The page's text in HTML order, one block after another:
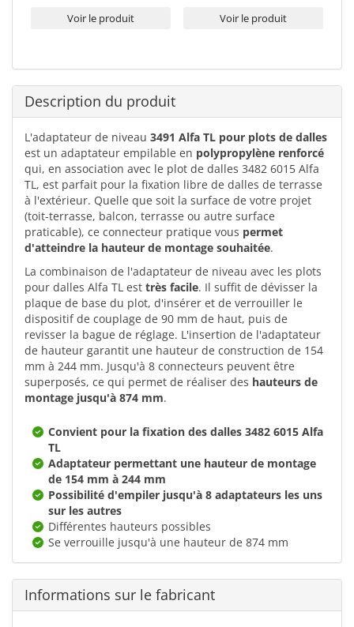
Voir le produit Voir le produit
Description du produit
L'adaptateur de niveau 3491 Alfa TL pour plots de dalles
est un adaptateur empilable en polypropylène renforcé
qui, en association avec le plot de dalles 3482 6015 Alfa
TL, est parfait pour la fixation libre de dalles de terrasse
à l'extérieur. Quelle que soit la surface de votre projet
(toit-terrasse, balcon, terrasse ou autre surface
praticable), ce connecteur pratique vous permet
d'atteindre la hauteur de montage souhaitée.
La combinaison de l'adaptateur de niveau avec les plots
pour dalles Alfa TL est très facile. Il suffit de dévisser la
plaque de base du plot, d'insérer et de verrouiller le
dispositif de couplage de 90 mm de haut, puis de
revisser la bague de réglage. L'insertion de l'adaptateur
de hauteur garantit une hauteur de construction de 154
mm à 244 mm. Jusqu'à 8 connecteurs peuvent être
superposés, ce qui permet de réaliser des hauteurs de
montage jusqu'à 874 mm.
Convient pour la fixation des dalles 3482 6015 Alfa
TL
Adaptateur permettant une hauteur de montage
de 154 mm à 244 mm
Possibilité d'empiler jusqu'à 8 adaptateurs les uns
sur les autres
Différentes hauteurs possibles
Se verrouille jusqu'à une hauteur de 874 mm
Informations sur le fabricant